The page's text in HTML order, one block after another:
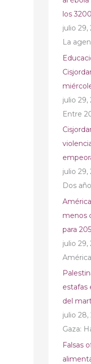
los
julio 29,
La
julio 29,
Entre
julio 29,
Dos
menos
para
julio 29,
estafas
del
julio 28,
Gaza:
Falsas